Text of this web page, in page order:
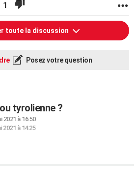
1
toute la discussion
Posez votre question
tyrolienne ?
2021 à 16:50
2021 à 14:25